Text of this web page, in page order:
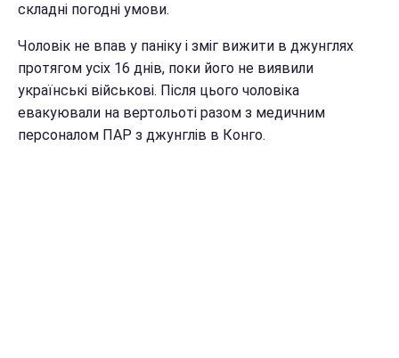
складні погодні умови.
Чоловік не впав у паніку і зміг вижити в джунглях
протягом усіх 16 днів, поки його не виявили
українські військові. Після цього чоловіка
евакуювали на вертольоті разом з медичним
персоналом ПАР з джунглів в Конго.